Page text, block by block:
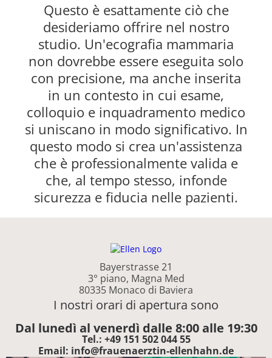
Questo è esattamente ciò che
desideriamo offrire nel nostro
studio. Un'ecografia mammaria
non dovrebbe essere eseguita solo
con precisione, ma anche inserita
in un contesto in cui esame,
colloquio e inquadramento medico
si uniscano in modo significativo. In
questo modo si crea un'assistenza
che è professionalmente valida e
che, al tempo stesso, infonde
sicurezza e fiducia nelle pazienti.
Bayerstrasse 21
3° piano, Magna Med
80335 Monaco di Baviera
I nostri orari di apertura sono
Dal lunedì al venerdì dalle 8:00 alle 19:30
Tel.: +49 151 502 044 55
Email: info@frauenaerztin-ellenhahn.de